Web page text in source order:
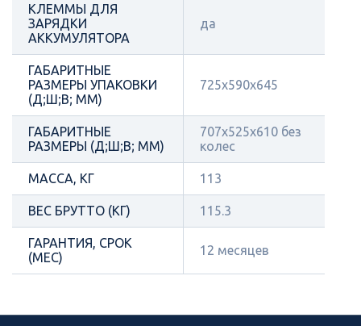
КЛЕММЫ ДЛЯ
ЗАРЯДКИ
АККУМУЛЯТОРА
да
ГАБАРИТНЫЕ
РАЗМЕРЫ УПАКОВКИ
(Д;Ш;В; ММ)
725х590х645
ГАБАРИТНЫЕ
РАЗМЕРЫ (Д;Ш;В; ММ)
707х525х610 без
колес
МАССА, КГ 113
ВЕС БРУТТО (КГ) 115.3
ГАРАНТИЯ, СРОК
(МЕС)
12 месяцев